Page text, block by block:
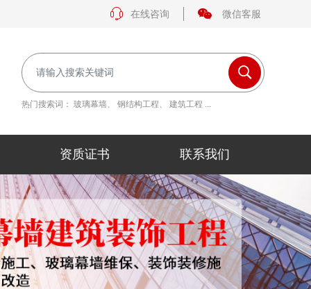
在线咨询 微信客服
热门搜索词： 玻璃幕墙 钢结构工程 建筑工程
资质证书 联系我们